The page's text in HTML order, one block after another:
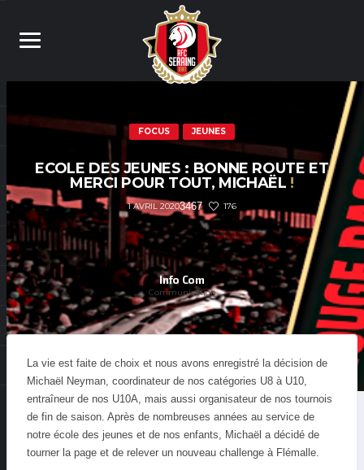
FOCUS JEUNES
ECOLE DES JEUNES : BONNE ROUTE ET
MERCI POUR TOUT, MICHAËL !
1 AVRIL 20203467 176
Info Com
Communication
La vie est faite de choix et nous avons enregistré la décision de
Michaël Neyman, coordinateur de nos catégories U8 à U10,
entraîneur de nos U10A, mais aussi organisateur de nos tournois
de fin de saison. Après de nombreuses années au service de
notre école des jeunes et de nos enfants, Michaël a décidé de
tourner la page et de relever un nouveau challenge à Flémalle.